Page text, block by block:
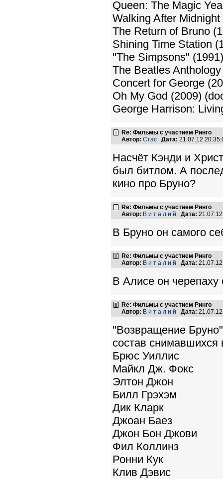
Queen: The Magic
Walking After
The Return of Bruno
Shining Time Station
"The Simpsons" (1991)
The Beatles
Concert for George
Oh My God (2009)
George Harrison:
Re: Фильмы с участием Ринго
Автор: Стас Дата: 21.07.12
Насчёт Кэнди и
был битлом. А
кино про Бруно?
Re: Фильмы с участием Ринго
Автор: В и т а л и й Дата:
В Бруно он самого
Re: Фильмы с участием Ринго
Автор: В и т а л и й Дата:
В Алисе он черепаху
Re: Фильмы с участием Ринго
Автор: В и т а л и й Дата:
"Возвращение
состав снимавшихся
Брюс Уиллис
Майкл Дж. Фокс
Элтон Джон
Билл Грэхэм
Дик Кларк
Джоан Баез
Джон Бон Джови
Фил Коллинз
Ронни Кук
Клив Дэвис